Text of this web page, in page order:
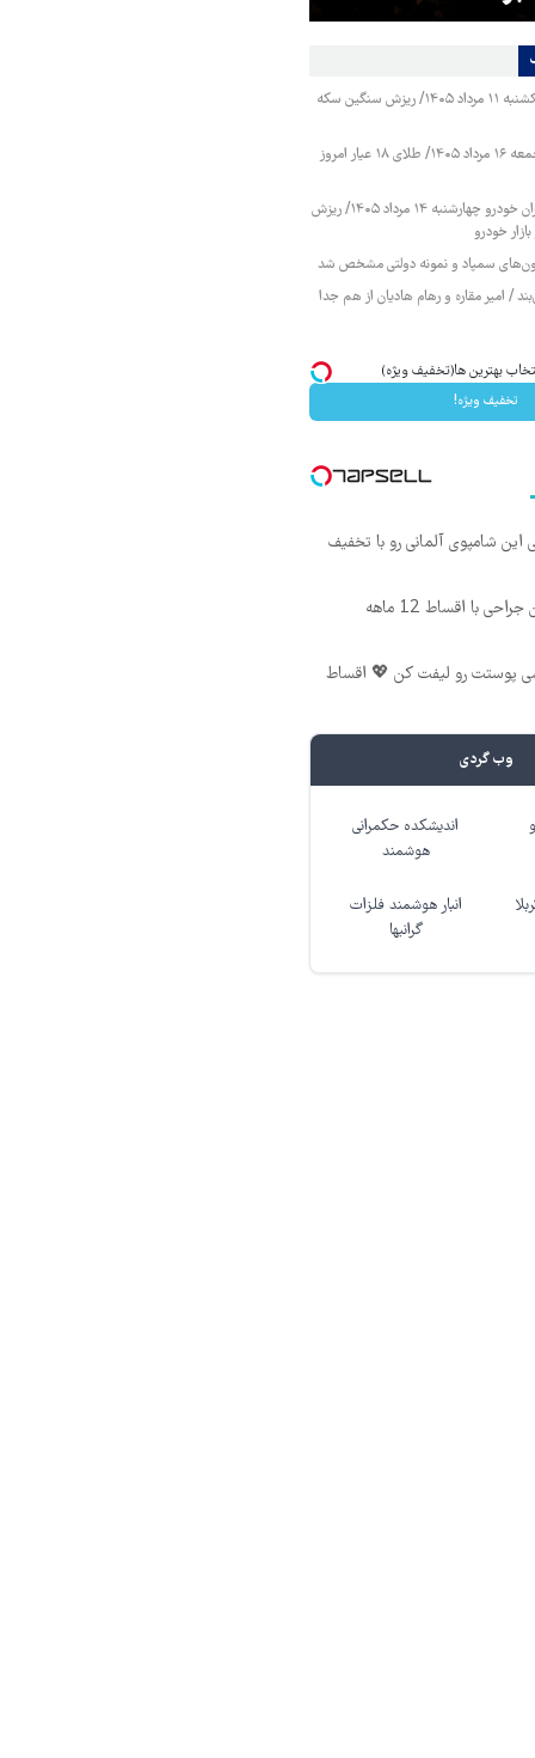
قیمت طلا و سکه یکشنبه ۱۱ مرداد ۱۴۰۵/ ریزش سنگین سکه
قیمت طلا و سکه جمعه ۱۶ مرداد ۱۴۰۵/ طلای ۱۸ عیار امروز
قیمت محصولات ایران خودرو چهارشنبه ۱۴ مرداد ۱۴۰۵/ ریزش
خودرو
سمپاد و نمونه دولتی مشخص شد
/ امیر مقاره و رهام هادیان از هم جدا
بهترین ها(تخفیف ویژه)
تخفیف ویژه!
شامپوی آلمانی رو با تخفیف
با اقساط 12 ماهه
پوستت رو لیفت کن 💖 اقساط
وب گردی
اندیشکده حکمرانی
هوشمند
انبار هوشمند فلزات
گرانبها